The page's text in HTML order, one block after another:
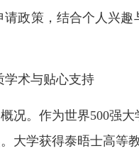
政策，结合个人兴
学术与贴心支持
况。作为世界500强
大学获得泰晤士高等